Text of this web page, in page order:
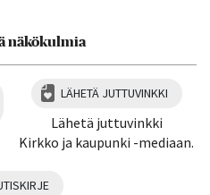
näkökulmia
LÄHETÄ JUTTUVINKKI
Lähetä juttuvinkki
Kirkko ja kaupunki -mediaan.